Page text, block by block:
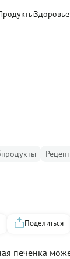
Здоровье
Поделиться
печенка